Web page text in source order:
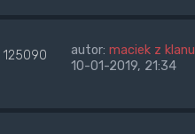
125090 autor: maciek z klanu
10-01-2019, 21:34